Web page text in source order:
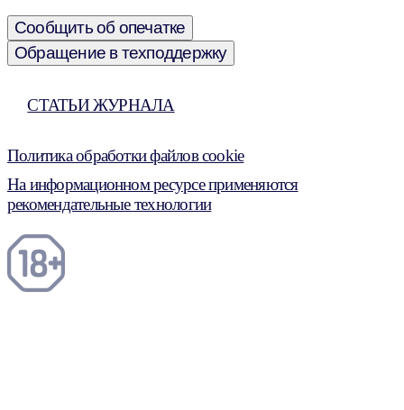
Сообщить об опечатке
Обращение в техподдержку
СТАТЬИ ЖУРНАЛА
Политика обработки файлов cookie
На информационном ресурсе применяются
рекомендательные технологии